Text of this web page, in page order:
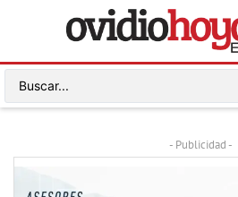
- Publicidad -